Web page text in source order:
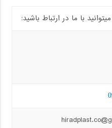
با ما در ارتباط باشید: